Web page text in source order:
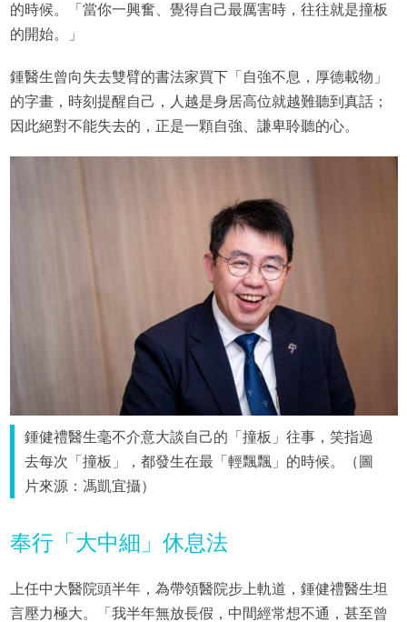
的時候。「當你一興奮、覺得自己最厲害時，往往就是撞板
的開始。」
鍾醫生曾向失去雙臂的書法家買下「自強不息，厚德載物」
的字畫，時刻提醒自己，人越是身居高位就越難聽到真話；
因此絕對不能失去的，正是一顆自強、謙卑聆聽的心。
鍾健禮醫生毫不介意大談自己的「撞板」往事，笑指過
去每次「撞板」，都發生在最「輕飄飄」的時候。（圖
片來源：馮凱宜攝）
奉行「大中細」休息法
上任中大醫院頭半年，為帶領醫院步上軌道，鍾健禮醫生坦
言壓力極大。「我半年無放長假，中間經常想不通，甚至曾